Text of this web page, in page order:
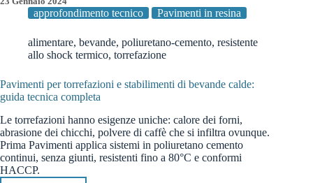
approfondimento tecnico Pavimenti in resina
alimentare, bevande, poliuretano-cemento, resistente
allo shock termico, torrefazione
Pavimenti per torrefazioni e stabilimenti di bevande calde:
guida tecnica completa
Le torrefazioni hanno esigenze uniche: calore dei forni,
abrasione dei chicchi, polvere di caffè che si infiltra ovunque.
Prima Pavimenti applica sistemi in poliuretano cemento
continui, senza giunti, resistenti fino a 80°C e conformi
HACCP.